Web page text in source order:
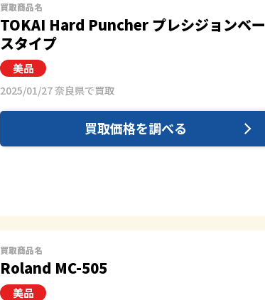
買取商品名
TOKAI Hard Puncher プレシジョンベー
スタイプ
2025/01/27 奈良県で買取
買取価格を調べる
買取商品名
Roland MC-505